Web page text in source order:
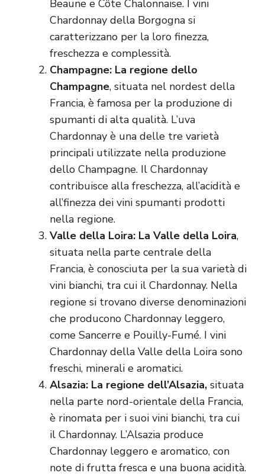
Beaune e Côte Chalonnaise. I vini
Chardonnay della Borgogna si
caratterizzano per la loro finezza,
freschezza e complessità.
Champagne: La regione dello
Champagne, situata nel nordest della
Francia, è famosa per la produzione di
spumanti di alta qualità. L’uva
Chardonnay è una delle tre varietà
principali utilizzate nella produzione
dello Champagne. Il Chardonnay
contribuisce alla freschezza, all’acidità e
all’finezza dei vini spumanti prodotti
nella regione.
Valle della Loira: La Valle della Loira,
situata nella parte centrale della
Francia, è conosciuta per la sua varietà di
vini bianchi, tra cui il Chardonnay. Nella
regione si trovano diverse denominazioni
che producono Chardonnay leggero,
come Sancerre e Pouilly-Fumé. I vini
Chardonnay della Valle della Loira sono
freschi, minerali e aromatici.
Alsazia: La regione dell’Alsazia, situata
nella parte nord-orientale della Francia,
è rinomata per i suoi vini bianchi, tra cui
il Chardonnay. L’Alsazia produce
Chardonnay leggero e aromatico, con
note di frutta fresca e una buona acidità.